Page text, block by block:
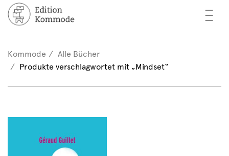
—
—
—
/ Registrieren
(0)
Kommode
Alle Bücher
Produkte verschlagwortet mit „Mindset“